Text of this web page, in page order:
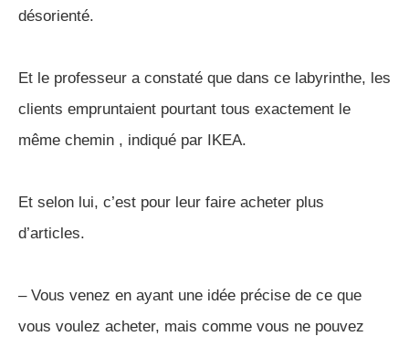
désorienté.
Et le professeur a constaté que dans ce labyrinthe, les
clients empruntaient pourtant tous exactement le
même chemin , indiqué par IKEA.
Et selon lui, c’est pour leur faire acheter plus
d’articles.
– Vous venez en ayant une idée précise de ce que
vous voulez acheter, mais comme vous ne pouvez